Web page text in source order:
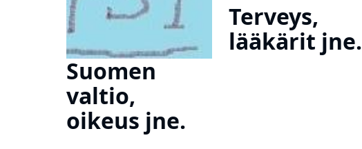
Suomen
valtio,
oikeus jne.
Terveys,
lääkärit jne.